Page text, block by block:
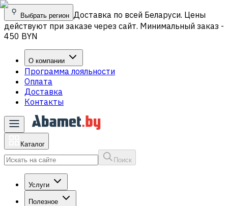
Выбрать регион Доставка по всей Беларуси. Цены
действуют при заказе через сайт. Минимальный заказ -
450 BYN
О компании
Программа лояльности
Оплата
Доставка
Контакты
Каталог
Поиск
Услуги
Полезное